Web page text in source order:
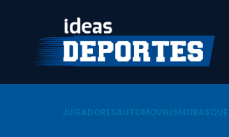
JUGADORESAUTOMOVILISMO